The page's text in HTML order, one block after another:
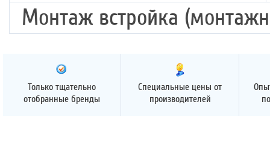
Монтаж встройка
Только тщательно
отобранные бренды
Специальные цены от
производителей